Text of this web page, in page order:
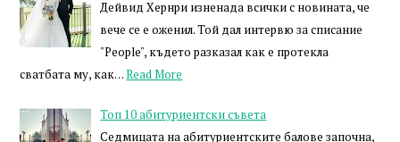
Дейвид Хернри изненада всички с новината, че
вече се е оженил. Той дал интервю за списание
"People", където разказал как е протекла
сватбата му, как…Read More
Топ 10 абитуриентски съвета
Седмицата на абитуриентските балове започна,